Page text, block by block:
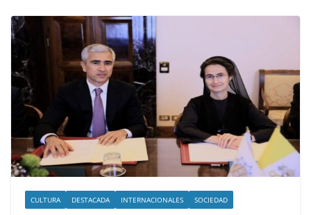
CULTURA DESTACADA INTERNACIONALES SOCIEDAD